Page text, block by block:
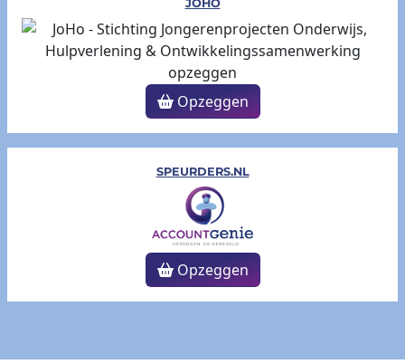
JOHO
Opzeggen
SPEURDERS.NL
Opzeggen